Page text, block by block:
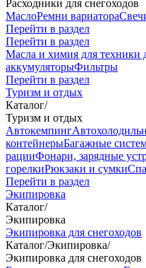
Расходники для снегоходов
МаслоРемни вариатора
Перейти в раздел
Перейти в раздел
Масла и химия для техники
аккумуляторыФильтры
Перейти в раздел
Туризм и отдых
Каталог/
Туризм и отдых
Автокемпинг
контейнерыБагажные
рацииФонари, зарядные
горелкиРюкзаки и сумки
Перейти в раздел
Экипировка
Каталог/
Экипировка
Экипировка для снегоходов
Каталог/Экипировка/
Экипировка для снегоходов